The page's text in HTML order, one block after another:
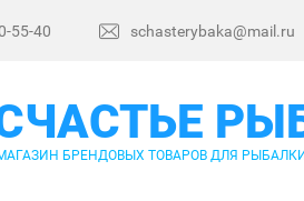
55-40 schasterybaka@mail.ru
БРЕНДОВЫХ ТОВАРОВ ДЛЯ